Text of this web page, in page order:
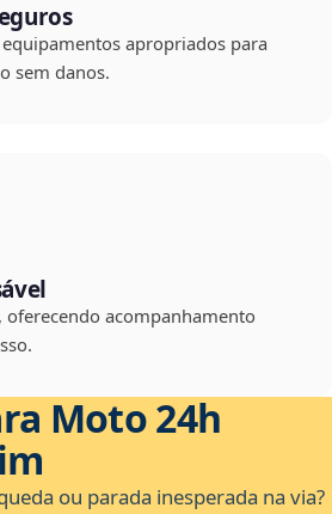
apropriados para
sem danos.
acompanhamento
Moto 24h
ou parada inesperada na via?